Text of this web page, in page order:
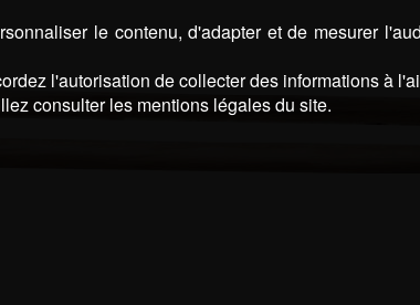
le contenu, d'adapter et de mesurer
l'autorisation de collecter des informations à
consulter les mentions légales du site.